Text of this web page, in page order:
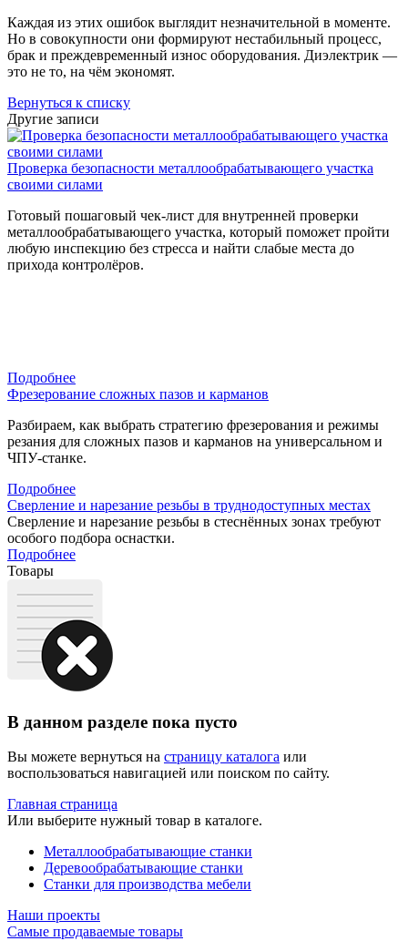
Каждая из этих ошибок выглядит незначительной в моменте.
Но в совокупности они формируют нестабильный процесс,
брак и преждевременный износ оборудования. Диэлектрик —
это не то, на чём экономят.
Вернуться к списку
Другие записи
Проверка безопасности металлообрабатывающего участка
своими силами
Готовый пошаговый чек-лист для внутренней проверки
металлообрабатывающего участка, который поможет пройти
любую инспекцию без стресса и найти слабые места до
прихода контролёров.
Подробнее
Фрезерование сложных пазов и карманов
Разбираем, как выбрать стратегию фрезерования и режимы
резания для сложных пазов и карманов на универсальном и
ЧПУ-станке.
Подробнее
Сверление и нарезание резьбы в труднодоступных местах
Сверление и нарезание резьбы в стеснённых зонах требуют
особого подбора оснастки.
Подробнее
Товары
В данном разделе пока пусто
Вы можете вернуться на страницу каталога или
воспользоваться навигацией или поиском по сайту.
Главная страница
Или выберите нужный товар в каталоге.
Металлообрабатывающие станки
Деревообрабатывающие станки
Станки для производства мебели
Наши проекты
Самые продаваемые товары